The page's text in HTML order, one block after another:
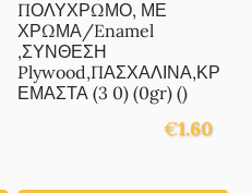
ΠΟΛΥΧΡΩΜΟ, ΜΕ
ΧΡΩΜΑ/Enamel
,ΣΥΝΘΕΣΗ
Plywood,ΠΑΣΧΑΛΙΝΑ,ΚΡ
ΕΜΑΣΤΑ (3 0) (0gr) ()
€1.60